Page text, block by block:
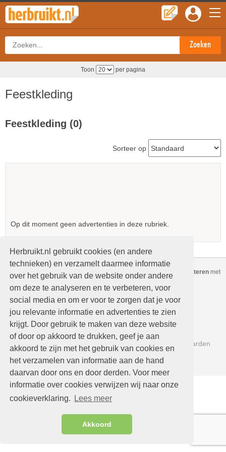
Herbruikt.nl gebruikt cookies (en andere
technieken) en verzamelt daarmee informatie
over het gebruik van de website onder andere
om deze te analyseren en te verbeteren, voor
social media en om er voor te zorgen dat je voor
jou relevante informatie en advertenties te zien
krijgt. Door gebruik te maken van deze website
of door op akkoord te drukken, geef je aan
akkoord te zijn met het gebruik van cookies en
het verzamelen van informatie aan de hand
daarvan door ons en door derden. Voor meer
informatie over cookies verwijzen wij naar onze
cookieverklaring.
Lees meer
Akkoord
Toon per pagina
Feestkleding
Feestkleding (0)
Sorteer op
Op dit moment geen advertenties in deze rubriek.
Copyright © Herbruikt.nl Alle rechten voorbehouden Gratis adverteren met
nieuwe oftweedehands spullen
Home
Verkopen
Mijn advertenties
Nieuwe advertenties
Help
Contact
Beleidsregels en Voorwaarden
Links